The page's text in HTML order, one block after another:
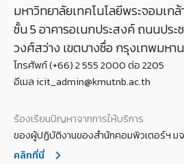
มหาวิทยาลัยเทคโนโลยีพระจอมเกล้
ชั้น 5 อาคารอเนกประสงค์ ถนนประ
วงศ์สว่าง เขตบางซื่อ กรุงเทพมหา
โทรศัพท์ (+66) 2 555 2000 ต่อ 2205
อีเมล icit_admin@kmutnb.ac.th
ร้องเรียนปัญหาจากการให้บริการ
ของผู้ปฏิบัติงานของสำนักคอมพิวเตอร์ฯ ม
คลิกที่นี่